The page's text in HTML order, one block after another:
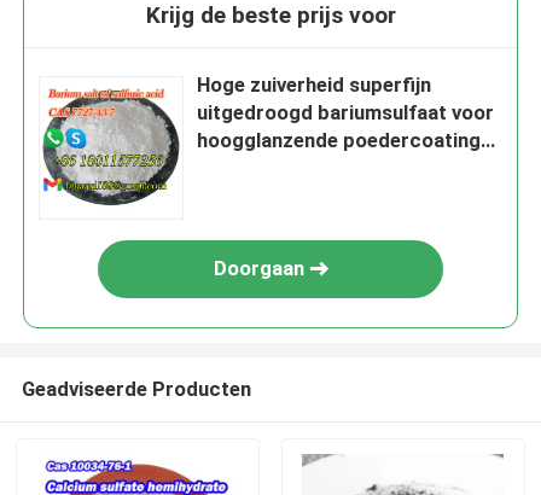
Krijg de beste prijs voor
Hoge zuiverheid superfijn
uitgedroogd bariumsulfaat voor
hoogglanzende poedercoating
Doorgaan
Geadviseerde Producten